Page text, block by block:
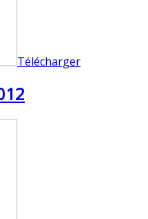
Télécharger